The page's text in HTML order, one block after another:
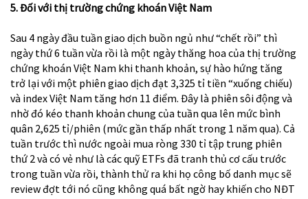
5. Đối với thị trường chứng khoán Việt Nam
Sau 4 ngày đầu tuần giao dịch buồn ngủ như “chết rồi” thì
ngày thứ 6 tuần vừa rồi là một ngày thăng hoa của thị trường
chứng khoán Việt Nam khi thanh khoản, sự hào hứng tăng
trở lại với một phiên giao dịch đạt 3,325 tỉ tiền “xuống chiếu)
và index Việt Nam tăng hơn 11 điểm. Đây là phiên sôi động và
nhờ đó kéo thanh khoản chung của tuần qua lên mức bình
quân 2,625 tỉ/phiên (mức gần thấp nhất trong 1 năm qua). Cả
tuần trước thì nước ngoài mua ròng 330 tỉ tập trung phiên
thứ 2 và có vẻ như là các quỹ ETFs đã tranh thủ cơ cấu trước
trong tuần vừa rồi, thành thử ra khi họ công bố danh mục sẽ
review đợt tới nó cũng không quá bất ngờ hay khiến cho NĐT